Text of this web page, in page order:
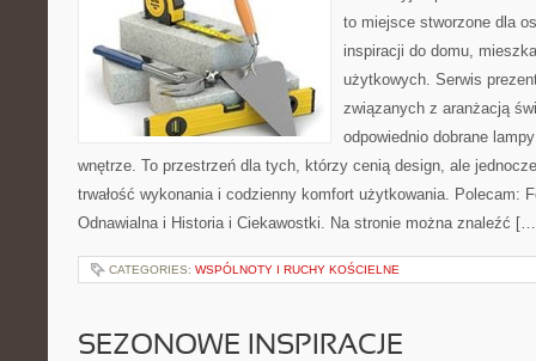
to miejsce stworzone dla
inspiracji do domu,
użytkowych. Serwis
związanych z aranżacją
odpowiednio dobrane
wnętrze. To przestrzeń dla tych, którzy cenią design, ale
trwałość wykonania i codzienny komfort użytkowania. Polecam:
Odnawialna i Historia i Ciekawostki. Na stronie można znaleźć
CATEGORIES: WSPÓLNOTY I RUCHY KOŚCIELNE
SEZONOWE INSPIRACJE